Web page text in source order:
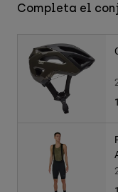
Completa el